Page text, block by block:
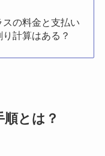
の料金と支払い
計算はある？
とは？